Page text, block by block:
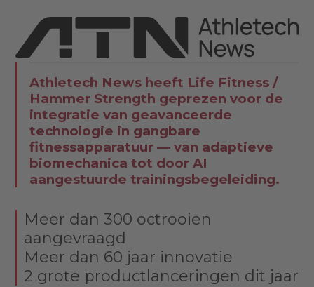
Athletech News heeft Life Fitness /
Hammer Strength geprezen voor de
integratie van geavanceerde
technologie in gangbare
fitnessapparatuur — van adaptieve
biomechanica tot door AI
aangestuurde trainingsbegeleiding.
Meer dan 300 octrooien
aangevraagd
Meer dan 60 jaar innovatie
2 grote productlanceringen dit jaar